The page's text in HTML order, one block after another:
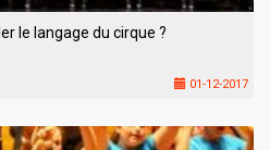
le langage du cirque ?
01-12-2017